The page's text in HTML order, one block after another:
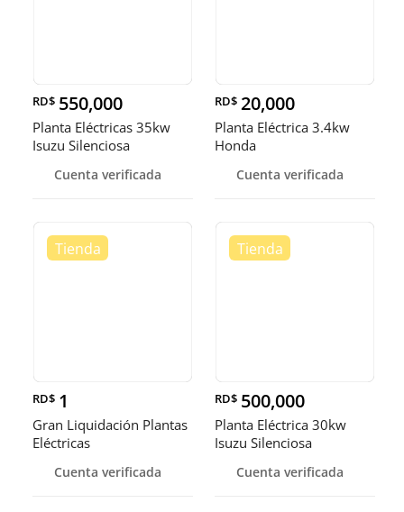
RD$ 550,000
Planta Eléctricas 35kw
Isuzu Silenciosa
Cuenta verificada
RD$ 20,000
Planta Eléctrica 3.4kw
Honda
Cuenta verificada
RD$ 1
Gran Liquidación Plantas
Eléctricas
Cuenta verificada
RD$ 500,000
Planta Eléctrica 30kw
Isuzu Silenciosa
Cuenta verificada